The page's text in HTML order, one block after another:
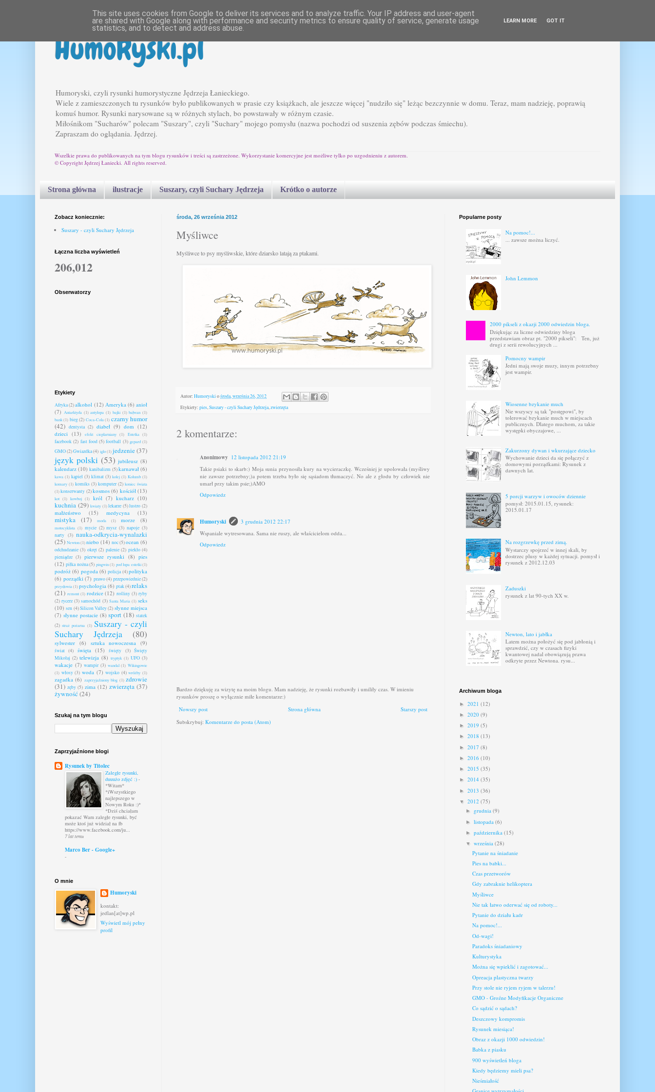
HumoRyski.pl
Humoryski, czyli rysunki humorystyczne Jędrzeja Łanieckiego.
Wiele z zamieszczonych tu rysunków było publikowanych w prasie czy książkach, ale jeszcze więcej "nudziło się" leżąc bezczynnie w domu. Teraz, mam nadzieję, poprawią
komuś humor. Rysunki narysowane są w różnych stylach, bo powstawały w różnym czasie.
Miłośnikom "Sucharów" polecam "Suszary", czyli "Suchary" mojego pomysłu (nazwa pochodzi od suszenia zębów podczas śmiechu).
Zapraszam do oglądania. Jędrzej.
Wszelkie prawa do publikowanych na tym blogu rysunków i treści są zastrzeżone. Wykorzystanie komercyjne jest możliwe tylko po uzgodnieniu z autorem.
© Copyright Jędrzej Łaniecki. All rights reserved.
Strona główna ilustracje Suszary, czyli Suchary Jędrzeja Krótko o autorze
środa, 26 września 2012
Myśliwce
Myśliwce to psy myśliwskie, które dziarsko latają za ptakami.
Autor: Humoryskiośroda, września 26, 2012
Etykiety: pies,Suszary - czyli Suchary Jędrzeja,zwierzęta
2 komentarze:
Anonimowy 12 listopada 2012 21:19
Takie psiaki to skarb:) Moja sunia przynosiła kury na wycieraczkę. Wcześniej je upolowała (myśliwy
nie zawsze potrzebny;)a potem trzeba było się sąsiadom tłumaczyć. No ale z głodu by człowiek nie
umarł przy takim psie;)AMO
Odpowiedz
Humoryski
3 grudnia 2012 22:17
Wspaniale wytresowana. Sama nie ruszy, ale właścicielom odda...
Odpowiedz
Bardzo dziękuję za wizytę na moim blogu. Mam nadzieję, że rysunki rozbawiły i umiliły czas. W imieniu
rysunków proszę o wyłącznie miłe komentarze:)
Nowszy post
Starszy post
Strona główna
Subskrybuj: Komentarze do posta (Atom)
Zobacz koniecznie:
Suszary - czyli Suchary Jędrzeja
Łączna liczba wyświetleń
206,012
Obserwatorzy
Etykiety
Afryka(2)alkohol (12) Ameryka (6) anioł
(7) Antarktyda (1) antylopa (1) bajki (1) bałwan (1)
bank (1) bieg(2) Coca-Cola (1) czarny humor
(42) dentysta (2) diabeł (9) dom (12)
dzieci (13) efekt cieplarniany (1) Estetka (1)
facebook (2) fast food (5) football (3) gepard (1)
GMO(2)Gwiazdka(4) iglo (1) jedzenie(37)
język polski (53) jubileusz (8)
kalendarz (10) kanibalizm (5)karnawał (6)
kawa (1) kąpiel (3) klimat (3) kolej (1) Kolumb (1)
komary (1) komiks (3) komputer (2) koniec świata
(1) konserwanty (2)kosmos (6) kościół (13)
kot (1) kowboj (1) król (7) kucharz (10)
kuchnia (29) kwiaty (1) lekarze (5)lustro (2)
małżeństwo (15) medycyna (13)
mistyka (17) moda (1) morze (8)
motocyklista (1) mycie (2) mysz (3) napoje (3)
narty (3) nauka-odkrycia-wynalazki
(25) Newton(1)niebo (14) noc(5)ocean (6)
odchudzanie (3) okręt (2) palenie (2) piekło (4)
pieniądze (3) pierwsze rysunki (8) pies
(12) piłka nożna(5) pingwin (1) pod lupa estetki (1)
podróż (6) pogoda (6) policja (4)polityka
(6) porządki (7) prawo(4) przepowiednie(2)
przysłowia(1)psychologia (6) ptak(4)relaks
(21) remont (1) rodzice (12) rośliny (3) ryby
(2) rycerz (3) samochód (3) Santa Maria (1) seks
(10) sen (4)Silicon Valley(2) słynne miejsca
(7) słynne postacie (8) sport (18) statek
(2) straż pożarna (1) Suszary - czyli
Suchary Jędrzeja
(80)
sylwester (6) sztuka nowoczesna (9)
świat (4) święta (15) święty (3) Święty
Mikołaj (2) telewizja (8) tryptyk (1) UFO (3)
wakacje (7) wampir (3) wandal (1) Wikingowie
(1) włosy (3) woda (7) wojsko (4) wróżby (1)
zagadka (6) zaprzyjaźniony blog (1) zdrowie
(31) zęby (5) zima (12) zwierzęta (37)
żywność(24)
Szukaj na tym blogu
Zaprzyjaźnione blogi
Rysunek by Titolec
Zaległe rysunki,
duuużo zdjęć :) -
*Witam*
*iWszystkiego
najlepszego w
Nowym Roku :)*
*Dziś chciałam
pokazać Wam zaległe rysunki, być
może ktoś już widział na fb
https://www.facebook.com/ju...
7 lat temu
Marco Ber - Google+
-
O mnie
Humoryski
kontakt:
jedlan[at]wp.pl
Wyświetl mój pełny
profil
Popularne posty
Na pomoc!...
... zawsze można liczyć.
John Lemmon
2000 pikseli z okazji 2000 odwiedzin bloga.
Dziękując za liczne odwiedziny bloga
przedstawiam obraz pt. "2000 pikseli": Ten, już
drugi z serii rewolucyjnych ...
Pomocny wampir
Jedni mają swoje muzy, innym potrzebny
jest wampir.
Wiosenne bzykanie much
Nie wszyscy są tak "postępowi", by
tolerować bzykanie much w miejscach
publicznych. Dlatego muchom, za takie
występki obyczajowe, ...
Zakurzony dywan i wkurzające dziecko
Wychowanie dzieci da się połączyć z
domowymi porządkami: Rysunek z
dawnych lat.
5 porcji warzyw i owoców dziennie
pomysł: 2015.01.15, rysunek:
2015.01.17
Na rozgrzewkę przed zimą.
Wystarczy spojrzeć w innej skali, by
dostrzec plusy w każdej sytuacji. pomysł i
rysunek z 2012.12.03
Zaduszki
rysunek z lat 90-tych XX w.
Newton, lato i jabłka
Latem można położyć się pod jabłonią i
sprawdzić, czy w czasach fizyki
kwantowej nadal obowiązują prawa
odkryte przez Newtona. rysu...
Archiwum bloga
► 2021 (12)
► 2020 (9)
► 2019 (5)
► 2018 (13)
► 2017 (8)
► 2016 (10)
► 2015 (35)
► 2014 (35)
► 2013 (36)
▼ 2012 (75)
►grudnia(9)
►listopada(6)
►października(15)
▼września(28)
Pytanie na śniadanie
Pies na babki...
Czas przetworów
Gdy zabraknie helikoptera
Myśliwce
Nie tak łatwo oderwać się od roboty...
Pytanie do działu kadr
Na pomoc!...
Od-wagi!
Paradoks śniadaniowy
Kulturystyka
Można się wpieklić i zagotować...
Opreacja plastyczna twarzy
Przy stole nie ryjem ryjem w talerzu!
GMO - Groźne Modyfikacje Organiczne
Co sądzić o sądach?
Deszczowy kompromis
Rysunek miesiąca!
Obraz z okazji 1000 odwiedzin!
Babka z piasku
900 wyświetleń bloga
Kiedy będziemy mieli psa?
Nieśmiałość
This site uses cookies from Google to deliver its services and to analyze traffic. Your IP address and user-agent
are shared with Google along with performance and security metrics to ensure quality of service, generate usage
statistics, and to detect and address abuse.
LEARN MORE GOT IT